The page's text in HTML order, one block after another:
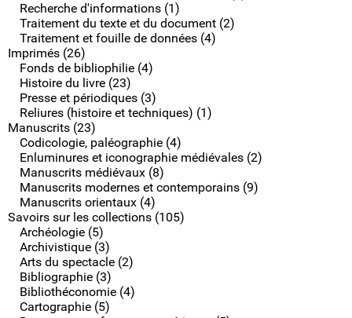
Recherche d'informations (1)
Traitement du texte et du document (2)
Traitement et fouille de données (4)
Imprimés (26)
Fonds de bibliophilie (4)
Histoire du livre (23)
Presse et périodiques (3)
Reliures (histoire et techniques) (1)
Manuscrits (23)
Codicologie, paléographie (4)
Enluminures et iconographie médiévales (2)
Manuscrits médiévaux (8)
Manuscrits modernes et contemporains (9)
Manuscrits orientaux (4)
Savoirs sur les collections (105)
Archéologie (5)
Archivistique (3)
Arts du spectacle (2)
Bibliographie (3)
Bibliothéconomie (4)
Cartographie (5)